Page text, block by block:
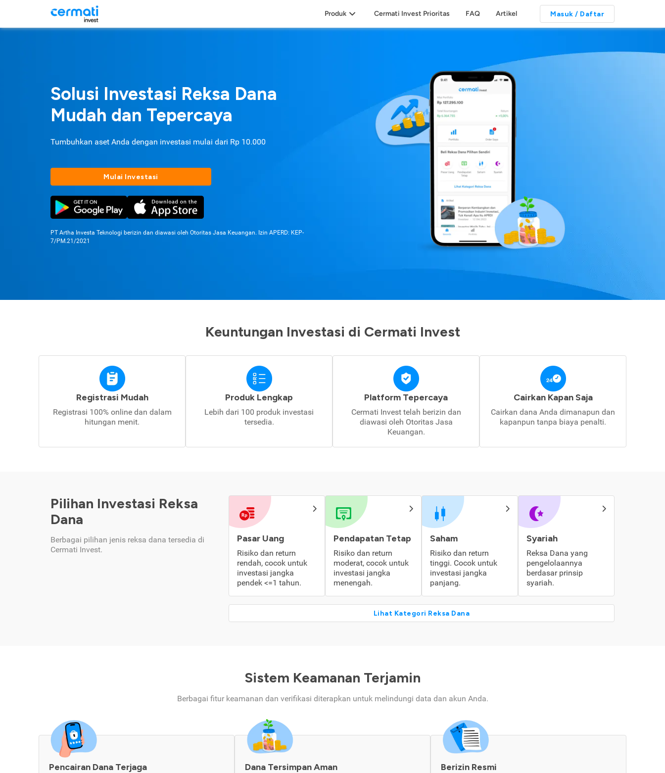
Produk Cermati Invest Prioritas FAQ Artikel Masuk / Daftar
Solusi Investasi Reksa Dana
Mudah dan Tepercaya
Tumbuhkan aset Anda dengan investasi mulai dari Rp 10.000
Mulai Investasi
PT Artha Investa Teknologi berizin dan diawasi oleh Otoritas Jasa Keuangan. Izin APERD: KEP-
7/PM.21/2021
Keuntungan Investasi di Cermati Invest
Registrasi Mudah
Registrasi 100% online dan dalam
hitungan menit.
Produk Lengkap
Lebih dari 100 produk investasi
tersedia.
Platform Tepercaya
Cermati Invest telah berizin dan
diawasi oleh Otoritas Jasa
Keuangan.
Cairkan Kapan Saja
Cairkan dana Anda dimanapun dan
kapanpun tanpa biaya penalti.
Pilihan Investasi Reksa
Dana
Berbagai pilihan jenis reksa dana tersedia di
Cermati Invest.
Pasar Uang
Risiko dan return
rendah, cocok untuk
investasi jangka
pendek <=1 tahun.
Pendapatan Tetap
Risiko dan return
moderat, cocok untuk
investasi jangka
menengah.
Saham
Risiko dan return
tinggi. Cocok untuk
investasi jangka
panjang.
Syariah
Reksa Dana yang
pengelolaannya
berdasar prinsip
syariah.
Lihat Kategori Reksa Dana
Sistem Keamanan Terjamin
Berbagai fitur keamanan dan verifikasi diterapkan untuk melindungi data dan akun Anda.
Pencairan Dana Terjaga Dana Tersimpan Aman Berizin Resmi